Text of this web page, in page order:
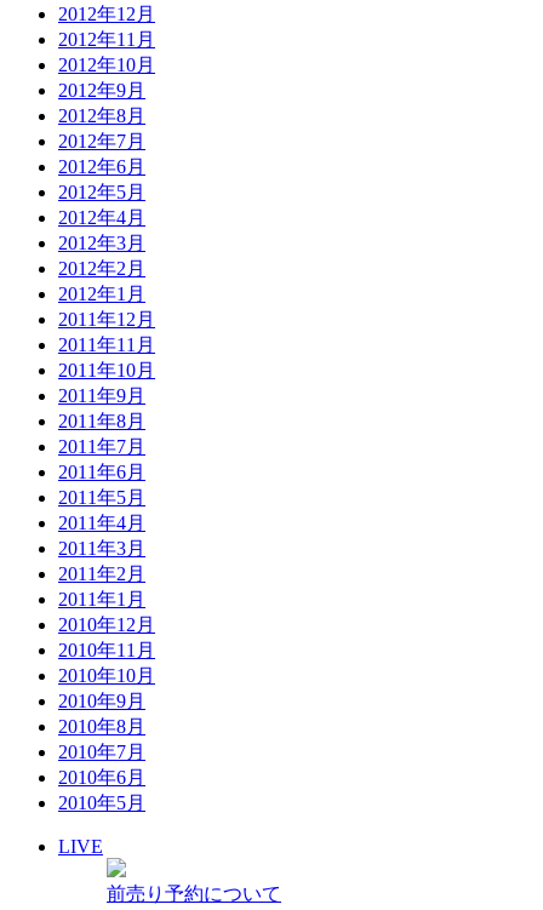
2012年12月
2012年11月
2012年10月
2012年9月
2012年8月
2012年7月
2012年6月
2012年5月
2012年4月
2012年3月
2012年2月
2012年1月
2011年12月
2011年11月
2011年10月
2011年9月
2011年8月
2011年7月
2011年6月
2011年5月
2011年4月
2011年3月
2011年2月
2011年1月
2010年12月
2010年11月
2010年10月
2010年9月
2010年8月
2010年7月
2010年6月
2010年5月
LIVE
前売り予約について